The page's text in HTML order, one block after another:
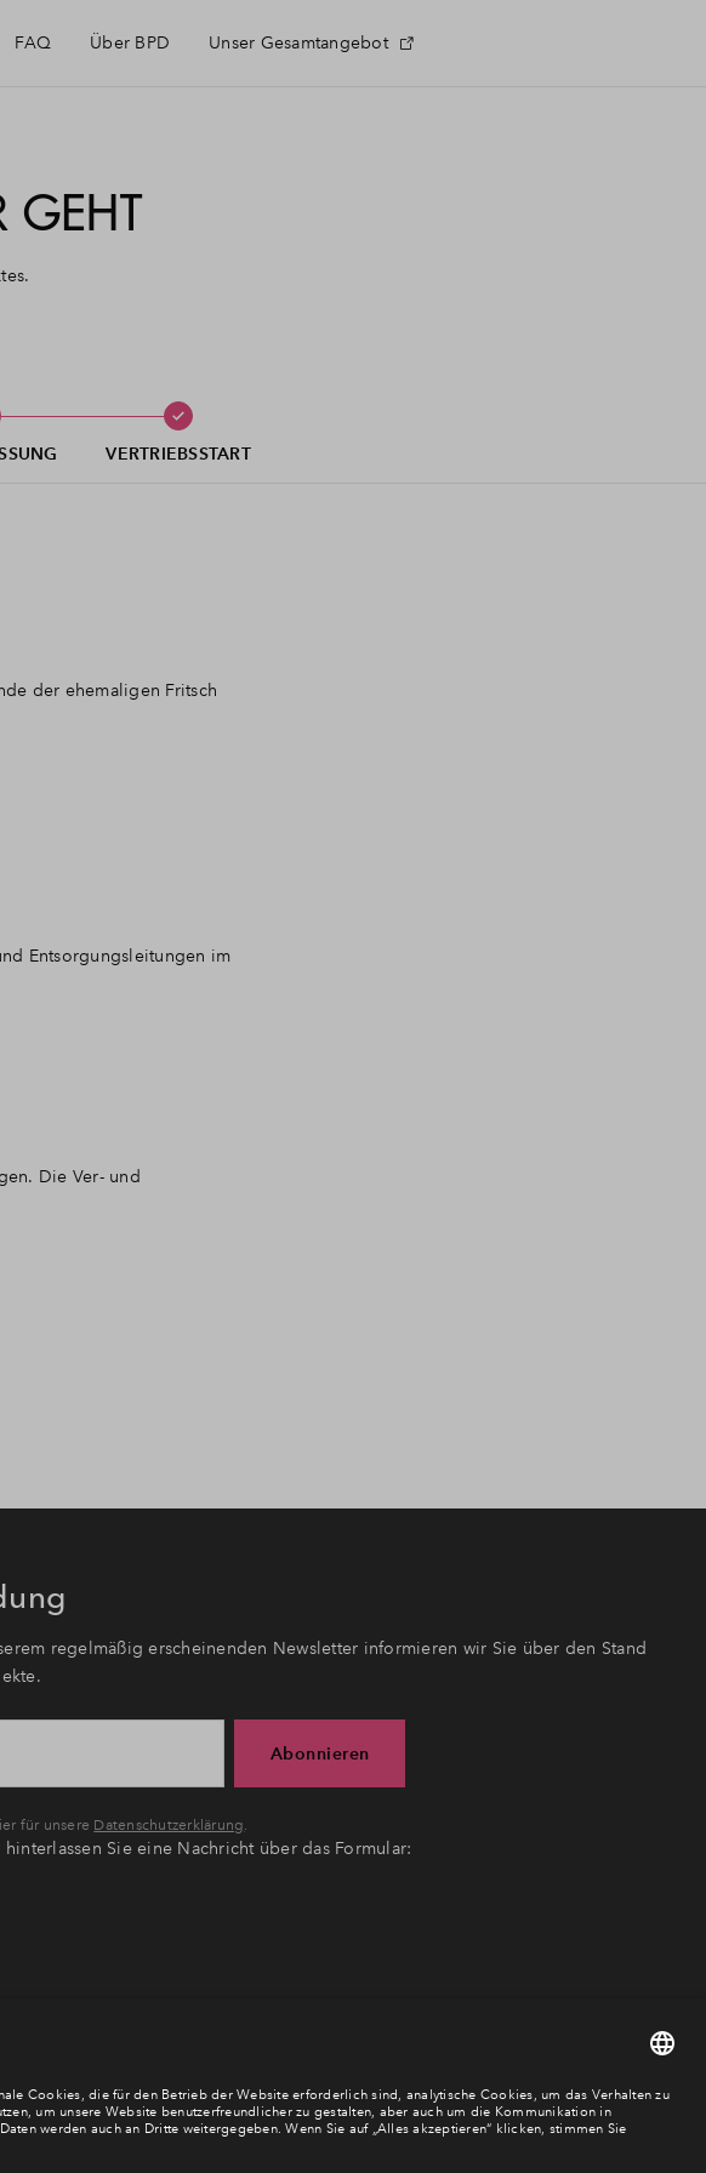
FAQ Über BPD Unser Gesamtangebot
GEHT
VERTRIEBSSTART
der ehemaligen Fritsch
Entsorgungsleitungen im
Die Ver- und
regelmäßig erscheinenden Newsletter informieren wir Sie über den Stand
Abonnieren
für unsere Datenschutzerklärung.
Sie eine Nachricht über das Formular: